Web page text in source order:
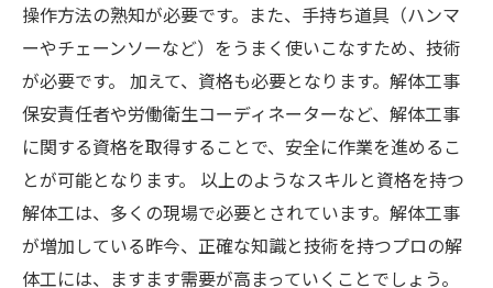
操作方法の熟知が必要です。また、手持ち道具（ハンマ
ーやチェーンソーなど）をうまく使いこなすため、技術
が必要です。 加えて、資格も必要となります。解体工事
保安責任者や労働衛生コーディネーターなど、解体工事
に関する資格を取得することで、安全に作業を進めるこ
とが可能となります。 以上のようなスキルと資格を持つ
解体工は、多くの現場で必要とされています。解体工事
が増加している昨今、正確な知識と技術を持つプロの解
体工には、ますます需要が高まっていくことでしょう。